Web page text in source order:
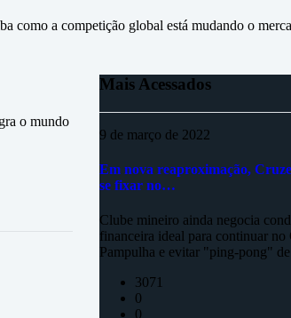
como a competição global está mudando o
o mundo
Mais Acessados
9 de março de 2022
Em nova reaproximação,
se fixar no…
Clube mineiro ainda negocia
financeira ideal para continuar no
Pampulha e evitar "ping-pong"
3071
0
0